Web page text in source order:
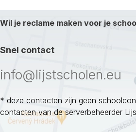
Wil je reclame maken voor je
Snel contact
info@lijstscholen.eu
* deze contacten zijn geen
contacten van de serverbeheerder